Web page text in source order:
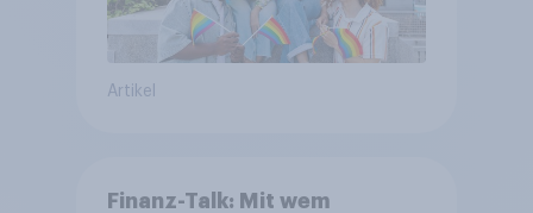
Artikel
Finanz-Talk: Mit wem